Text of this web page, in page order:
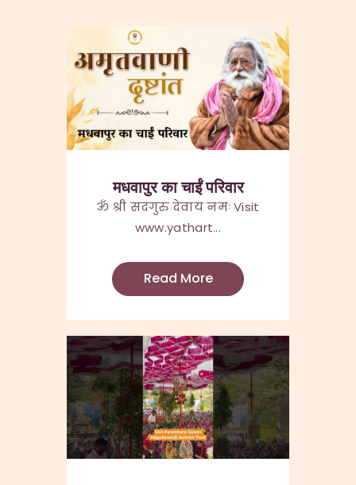
मधवापुर का चाईं परिवार
ॐ श्री सदगुरु देवाय नमः Visit
www.yathart...
Read More